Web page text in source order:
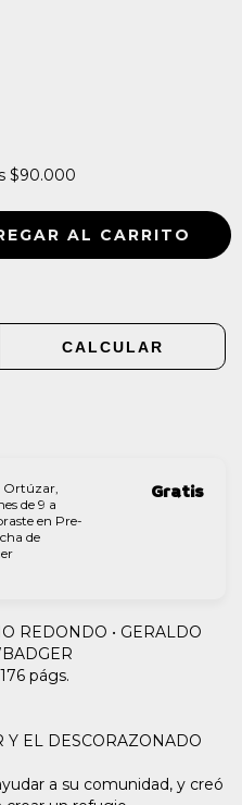
$90.000
CALCULAR
Ortúzar,
de 9 a
en Pre-
de
Gratis
REDONDO • GERALDO
págs.
Y EL DESCORAZONADO
a su comunidad, y creó